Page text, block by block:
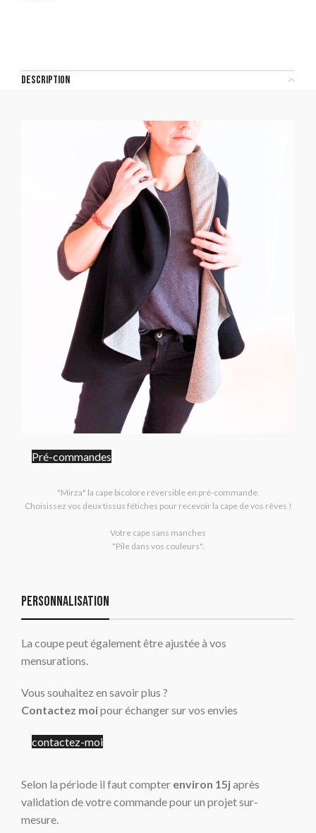
DESCRIPTION
Pré-commandes
"Mirza" la cape bicolore réversible en pré-commande.
Choisissez vos deux tissus fétiches pour recevoir la cape de vos rêves !
Votre cape sans manches
"Pile dans vos couleurs".
Personnalisation
La coupe peut également être ajustée à vos
mensurations.
Vous souhaitez en savoir plus ?
Contactez moipour échanger sur vos envies
contactez-moi
Selon la période il faut compter environ 15japrès
validation de votre commande pour un projet sur-
mesure.